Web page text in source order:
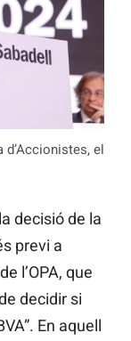
d’Accionistes, el
decisió de la
previ a
l’OPA, que
decidir si
En aquell